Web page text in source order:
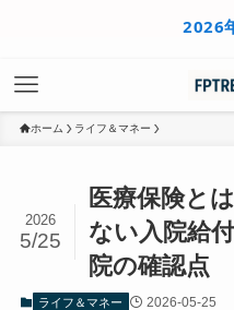
2026年8月10
ホーム ライフ＆マネー
医療保険と
ない入院給
院の確認点
2026
5/25
ライフ＆マネー 2026-05-25